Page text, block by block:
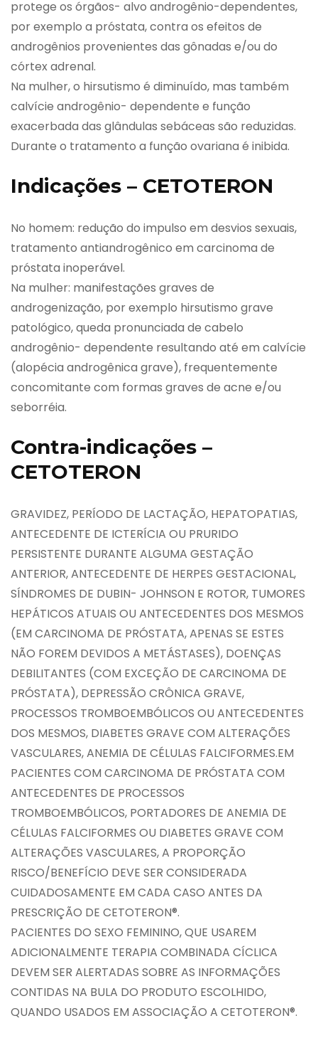
protege os órgãos- alvo androgênio-dependentes,
por exemplo a próstata, contra os efeitos de
androgênios provenientes das gônadas e/ou do
córtex adrenal.
Na mulher, o hirsutismo é diminuído, mas também
calvície androgênio- dependente e função
exacerbada das glândulas sebáceas são reduzidas.
Durante o tratamento a função ovariana é inibida.
Indicações – CETOTERON
No homem: redução do impulso em desvios sexuais,
tratamento antiandrogênico em carcinoma de
próstata inoperável.
Na mulher: manifestações graves de
androgenização, por exemplo hirsutismo grave
patológico, queda pronunciada de cabelo
androgênio- dependente resultando até em calvície
(alopécia androgênica grave), frequentemente
concomitante com formas graves de acne e/ou
seborréia.
Contra-indicações –
CETOTERON
GRAVIDEZ, PERÍODO DE LACTAÇÃO, HEPATOPATIAS,
ANTECEDENTE DE ICTERÍCIA OU PRURIDO
PERSISTENTE DURANTE ALGUMA GESTAÇÃO
ANTERIOR, ANTECEDENTE DE HERPES GESTACIONAL,
SÍNDROMES DE DUBIN- JOHNSON E ROTOR, TUMORES
HEPÁTICOS ATUAIS OU ANTECEDENTES DOS MESMOS
(EM CARCINOMA DE PRÓSTATA, APENAS SE ESTES
NÃO FOREM DEVIDOS A METÁSTASES), DOENÇAS
DEBILITANTES (COM EXCEÇÃO DE CARCINOMA DE
PRÓSTATA), DEPRESSÃO CRÔNICA GRAVE,
PROCESSOS TROMBOEMBÓLICOS OU ANTECEDENTES
DOS MESMOS, DIABETES GRAVE COM ALTERAÇÕES
VASCULARES, ANEMIA DE CÉLULAS FALCIFORMES.EM
PACIENTES COM CARCINOMA DE PRÓSTATA COM
ANTECEDENTES DE PROCESSOS
TROMBOEMBÓLICOS, PORTADORES DE ANEMIA DE
CÉLULAS FALCIFORMES OU DIABETES GRAVE COM
ALTERAÇÕES VASCULARES, A PROPORÇÃO
RISCO/BENEFÍCIO DEVE SER CONSIDERADA
CUIDADOSAMENTE EM CADA CASO ANTES DA
PRESCRIÇÃO DE CETOTERON®.
PACIENTES DO SEXO FEMININO, QUE USAREM
ADICIONALMENTE TERAPIA COMBINADA CÍCLICA
DEVEM SER ALERTADAS SOBRE AS INFORMAÇÕES
CONTIDAS NA BULA DO PRODUTO ESCOLHIDO,
QUANDO USADOS EM ASSOCIAÇÃO A CETOTERON®.